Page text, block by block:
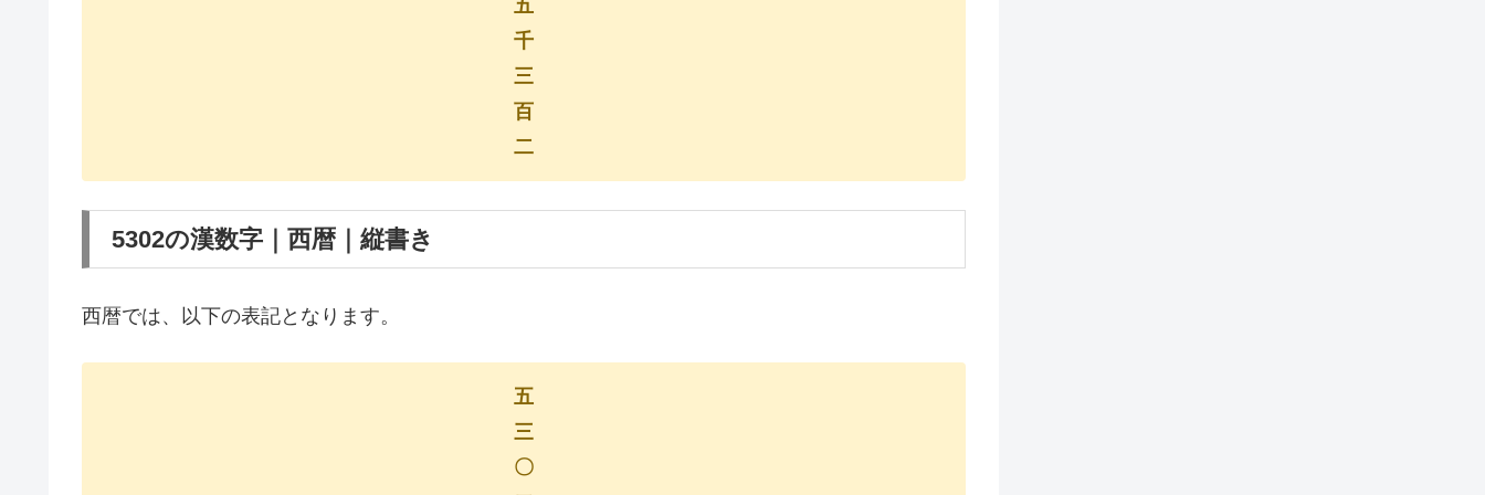
五
千
三
百
二
5302の漢数字｜西暦｜縦書き
西暦では、以下の表記となります。
五
三
〇